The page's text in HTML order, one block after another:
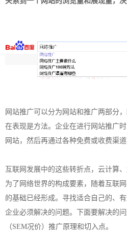
网站推广可以分为网站和推广两部分
在表现是方法。企业在进行网站推广
网站，然后再通过各种免费或收费渠
互联网发展中的这些转折点，云计算
为了网络世界的构成要素，随着互联
的基础已经形成。寻找适合自己的、
企业必须解决的问题。下面要解决的
（SEM况价）推广原理和切入点。